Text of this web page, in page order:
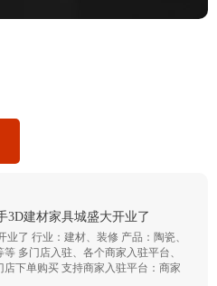
3D建材家具城盛大开业了
业了 行业：建材、装修 产品：陶瓷、
多门店入驻、各个商家入驻平台、
店下单购买 支持商家入驻平台：商家